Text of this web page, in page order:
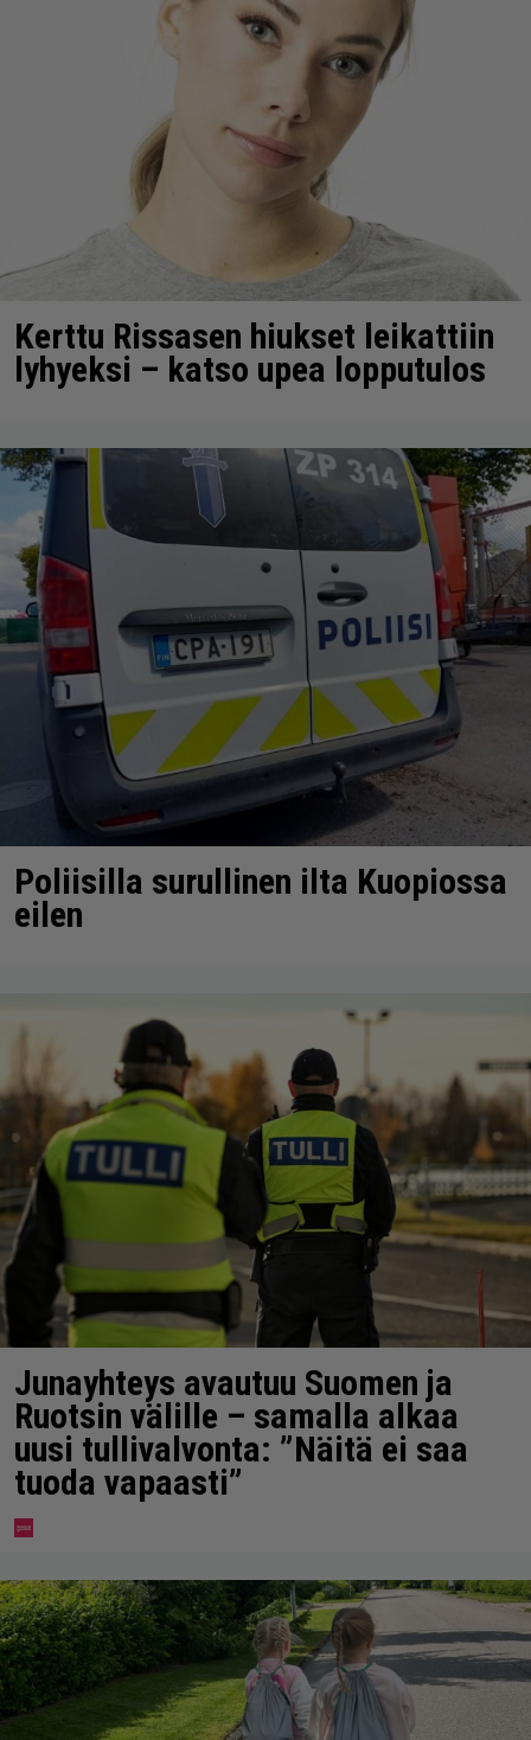
Kerttu Rissasen hiukset leikattiin
lyhyeksi – katso upea lopputulos
Poliisilla surullinen ilta Kuopiossa
eilen
Junayhteys avautuu Suomen ja
Ruotsin välille – samalla alkaa
uusi tullivalvonta: ”Näitä ei saa
tuoda vapaasti”